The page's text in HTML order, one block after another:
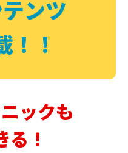
ンツ
！！
ックも
る！